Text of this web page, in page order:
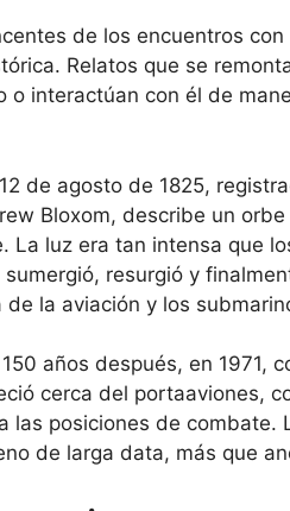
de los encuentros con
Relatos que se
o interactúan con él de
de agosto de 1825,
Bloxom, describe un
La luz era tan intensa que
resurgió y
la aviación y los
años después, en 1971,
cerca del portaaviones,
las posiciones de combate.
de larga data, más que